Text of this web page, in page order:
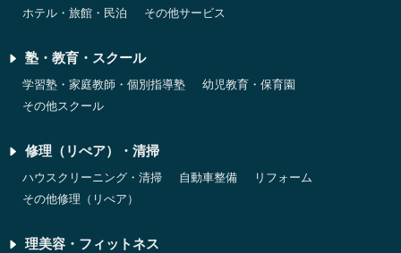
ホテル・旅館・民泊
その他サービス
塾・教育・スクール
学習塾・家庭教師・個別指導塾
幼児教育・保育園
その他スクール
修理（リぺア）・清掃
ハウスクリーニング・清掃 自動車整備
リフォーム
その他修理（リぺア）
理美容・フィットネス